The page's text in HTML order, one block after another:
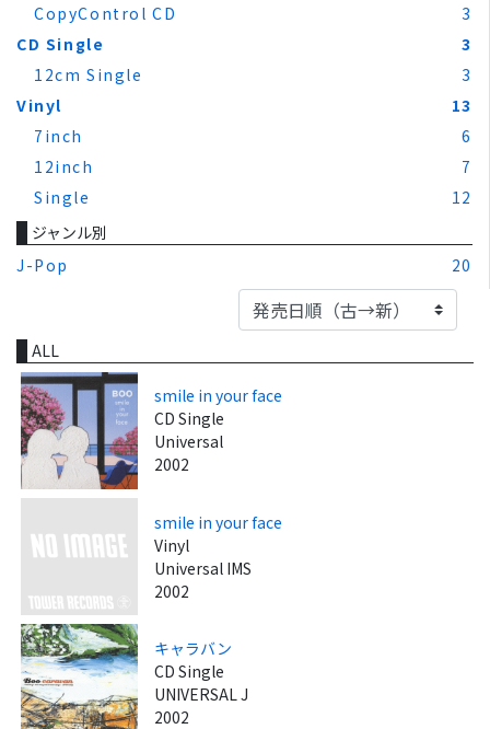
CopyControl CD
3
CD Single
3
12cm Single
3
Vinyl
13
7inch
6
12inch
7
Single
12
ジャンル別
J-Pop
20
ALL
smile in your face
CD Single
Universal
2002
smile in your face
Vinyl
Universal IMS
2002
キャラバン
CD Single
UNIVERSAL J
2002